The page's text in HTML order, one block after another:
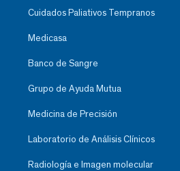
Cuidados Paliativos Tempranos
Medicasa
Banco de Sangre
Grupo de Ayuda Mutua
Medicina de Precisión
Laboratorio de Análisis Clínicos
Radiología e Imagen molecular